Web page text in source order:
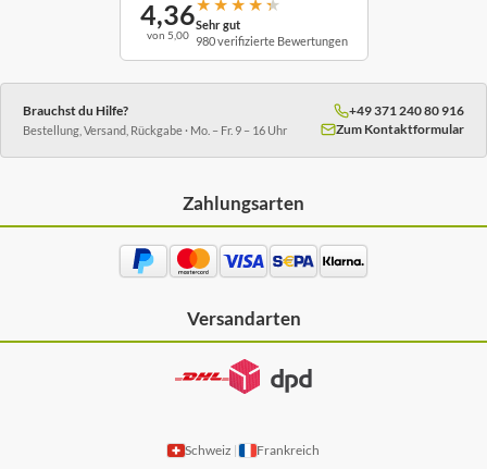
4,36
von 5,00
Sehr gut
980 verifizierte Bewertungen
Brauchst du Hilfe?
Bestellung, Versand, Rückgabe · Mo. – Fr. 9 – 16 Uhr
+49 371 240 80 916
Zum Kontaktformular
Zahlungsarten
Versandarten
Schweiz Frankreich